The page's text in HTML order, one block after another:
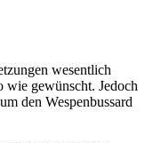
wesentlich
wie gewünscht. Jedoch
den Wespenbussard